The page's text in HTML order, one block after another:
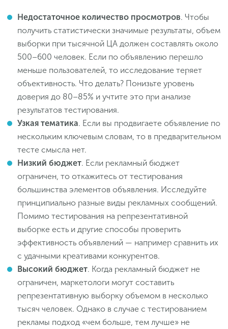
Недостаточное количество просмотров. Чтобы
получить статистически значимые результаты, объем
выборки при тысячной ЦА должен составлять около
500–600 человек. Если по объявлению перешло
меньше пользователей, то исследование теряет
объективность. Что делать? Понизьте уровень
доверия до 80–85% и учтите это при анализе
результатов тестирования.
Узкая тематика. Если вы продвигаете объявление по
нескольким ключевым словам, то в предварительном
тесте смысла нет.
Низкий бюджет. Если рекламный бюджет
ограничен, то откажитесь от тестирования
большинства элементов объявления. Исследуйте
принципиально разные виды рекламных сообщений.
Помимо тестирования на репрезентативной
выборке есть и другие способы проверить
эффективность объявлений — например сравнить их
с удачными креативами конкурентов.
Высокий бюджет. Когда рекламный бюджет не
ограничен, маркетологи могут составить
репрезентативную выборку объемом в несколько
тысяч человек. Однако в случае с тестированием
рекламы подход «чем больше, тем лучше» не